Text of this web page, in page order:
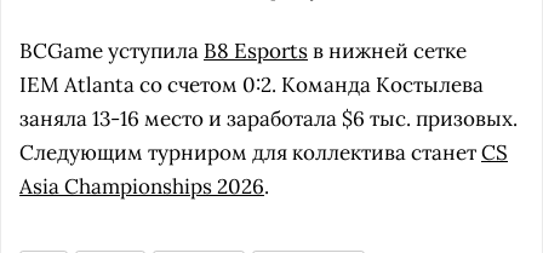
BCGame уступила B8 Esportsв нижней сетке
IEM Atlanta со счетом 0:2. Команда Костылева
заняла 13-16 место и заработала $6 тыс. призовых.
Следующим турниром для коллектива станетCS
Asia Championships 2026.